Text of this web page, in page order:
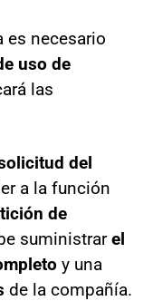
es necesario
uso de
las
del
a la función
de
suministrarel
y una
de la compañía.